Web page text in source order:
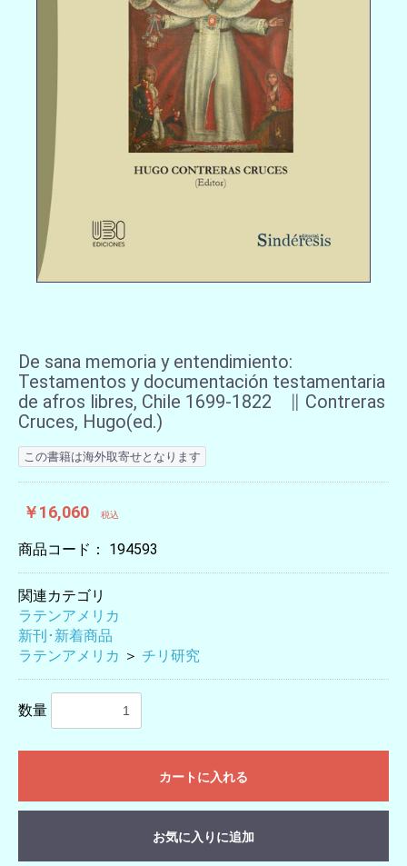
De sana memoria y entendimiento:
Testamentos y documentación testamentaria
de afros libres, Chile 1699-1822 ∥ Contreras
Cruces, Hugo(ed.)
この書籍は海外取寄せとなります
￥16,060 税込
商品コード： 194593
関連カテゴリ
ラテンアメリカ
新刊･新着商品
ラテンアメリカ ＞ チリ研究
数量
カートに入れる
お気に入りに追加